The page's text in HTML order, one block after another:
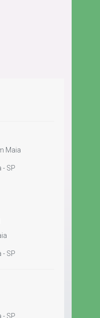
Maia
- SP
- SP
- SP